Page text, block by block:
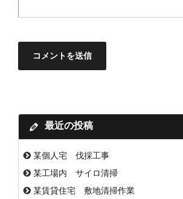
最近の投稿
某個人宅 伐採工事
某工場内 サイロ清掃
某賃貸住宅 敷地清掃作業